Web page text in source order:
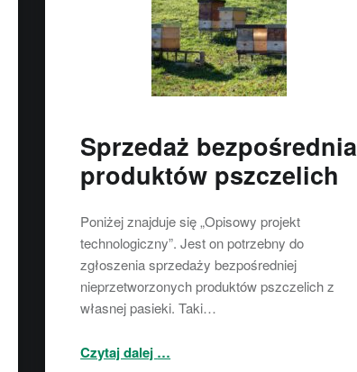
Sprzedaż bezpośrednia
produktów pszczelich
Poniżej znajduje się „Opisowy projekt
technologiczny”. Jest on potrzebny do
zgłoszenia sprzedaży bezpośredniej
nieprzetworzonych produktów pszczelich z
własnej pasieki. Taki…
Czytaj dalej …